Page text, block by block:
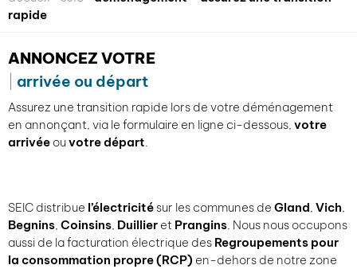
rapide
ANNONCEZ VOTRE
arrivée ou départ
Assurez une transition rapide lors de votre déménagement
en annonçant, via le formulaire en ligne ci-dessous, votre
arrivée ouvotre départ.
SEIC distribue l’électricitésur les communes de Gland, Vich,
Begnins, Coinsins, Duillier et Prangins. Nous nous occupons
aussi de la facturation électrique des Regroupements pour
la consommation propre(RCP) en-dehors de notre zone